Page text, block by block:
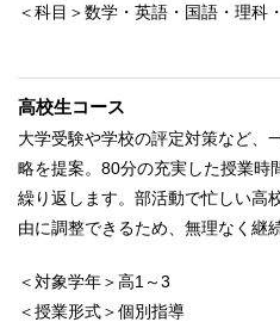
＜科目＞数学・英語・国語・理科
高校生コース
大学受験や学校の評定対策など、
略を提案。80分の充実した授業時
繰り返します。部活動で忙しい高
由に調整できるため、無理なく継
＜対象学年＞高1～3
＜授業形式＞個別指導